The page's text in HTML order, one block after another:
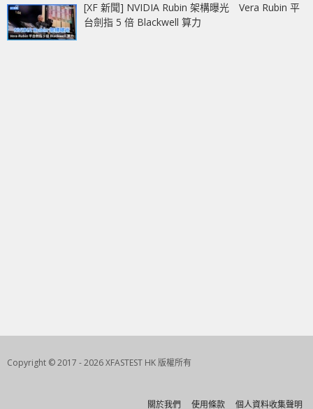
[XF 新聞] NVIDIA Rubin 架構曝光 Vera Rubin 平
台劍指 5 倍 Blackwell 算力
Copyright © 2017 - 2026 XFASTEST HK 版權所有
關於我們 使用條款 個人資料收集聲明